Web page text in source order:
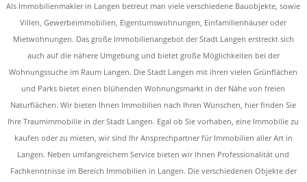
Als Immobilienmakler in Langen betreut man viele verschiedene Bauobjekte, sowie
Villen, Gewerbeimmobilien, Eigentumswohnungen, Einfamilienhäuser oder
Mietwohnungen. Das große Immobilienangebot der Stadt Langen erstreckt sich
auch auf die nähere Umgebung und bietet große Möglichkeiten bei der
Wohnungssuche im Raum Langen. Die Stadt Langen mit ihren vielen Grünflächen
und Parks bietet einen blühenden Wohnungsmarkt in der Nähe von freien
Naturflächen. Wir bieten Ihnen Immobilien nach Ihren Wünschen, hier finden Sie
Ihre Traumimmobilie in der Stadt Langen. Egal ob Sie vorhaben, eine Immobilie zu
kaufen oder zu mieten, wir sind Ihr Ansprechpartner für Immobilien aller Art in
Langen. Neben umfangreichem Service bieten wir Ihnen Professionalität und
Fachkenntnisse im Bereich Immobilien in Langen. Die verschiedenen Objekte der